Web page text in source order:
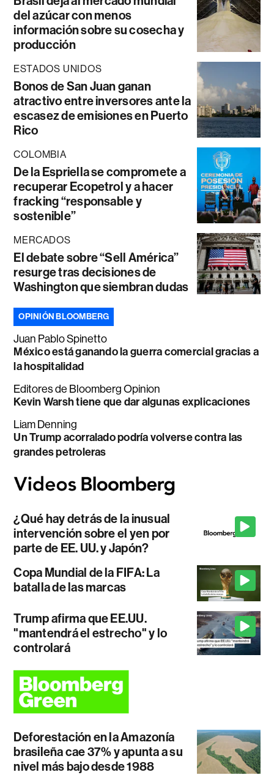
del azúcar con menos
información sobre su cosecha y
producción
ESTADOS UNIDOS
Bonos de San Juan ganan
atractivo entre inversores ante la
escasez de emisiones en Puerto
Rico
COLOMBIA
De la Espriella se compromete a
recuperar Ecopetrol y a hacer
fracking “responsable y
sostenible”
MERCADOS
El debate sobre “Sell América”
resurge tras decisiones de
Washington que siembran dudas
OPINIÓN BLOOMBERG
Juan Pablo Spinetto
México está ganando la guerra comercial gracias a
la hospitalidad
Editores de Bloomberg Opinion
Kevin Warsh tiene que dar algunas explicaciones
Liam Denning
Un Trump acorralado podría volverse contra las
grandes petroleras
¿Qué hay detrás de la inusual
intervención sobre el yen por
parte de EE. UU. y Japón?
Copa Mundial de la FIFA: La
batalla de las marcas
Trump afirma que EE.UU.
"mantendrá el estrecho" y lo
controlará
Deforestación en la Amazonía
brasileña cae 37% y apunta a su
nivel más bajo desde 1988